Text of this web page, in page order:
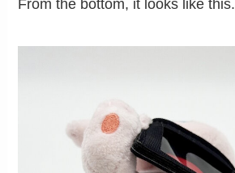
From the bottom, it looks like this.